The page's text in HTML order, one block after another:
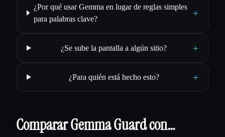
¿Por qué usar Gemma en lugar de reglas simples
para palabras clave?
+
¿Se sube la pantalla a algún sitio? +
¿Para quién está hecho esto? +
Comparar Gemma Guard con…